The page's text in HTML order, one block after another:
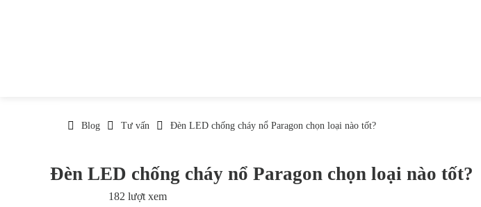
Blog Tư vấn Đèn LED chống cháy nổ Paragon chọn loại nào tốt?
Đèn LED chống cháy nổ Paragon chọn loại nào tốt?
182 lượt xem